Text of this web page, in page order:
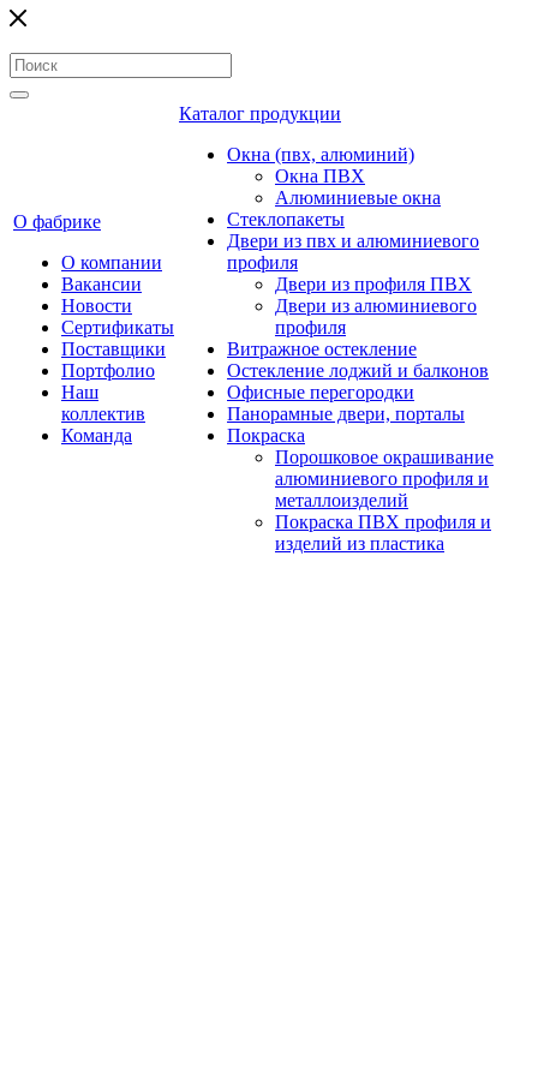
О фабрике
О компании
Вакансии
Новости
Сертификаты
Поставщики
Портфолио
Наш
коллектив
Команда
Каталог продукции
Окна (пвх, алюминий)
Окна ПВХ
Алюминиевые окна
Стеклопакеты
Двери из пвх и алюминиевого
профиля
Двери из профиля ПВХ
Двери из алюминиевого
профиля
Витражное остекление
Остекление лоджий и балконов
Офисные перегородки
Панорамные двери, порталы
Покраска
Порошковое окрашивание
алюминиевого профиля и
металлоизделий
Покраска ПВХ профиля и
изделий из пластика